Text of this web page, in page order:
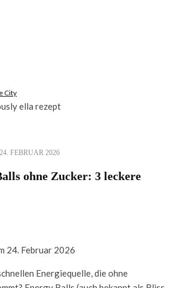
24. FEBRUAR 2026
ohne Zucker: 3 leckere
24. Februar 2026
Energiequelle, die ohne